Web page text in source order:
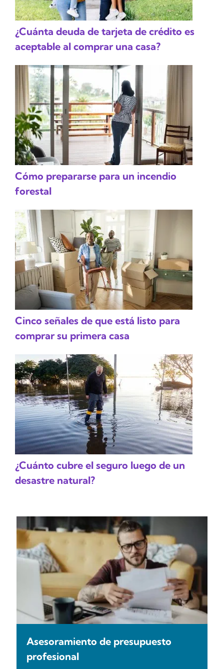
¿Cuánta deuda de tarjeta de crédito es
aceptable al comprar una casa?
Cómo prepararse para un incendio
forestal
Cinco señales de que está listo para
comprar su primera casa
¿Cuánto cubre el seguro luego de un
desastre natural?
Asesoramiento de presupuesto
profesional